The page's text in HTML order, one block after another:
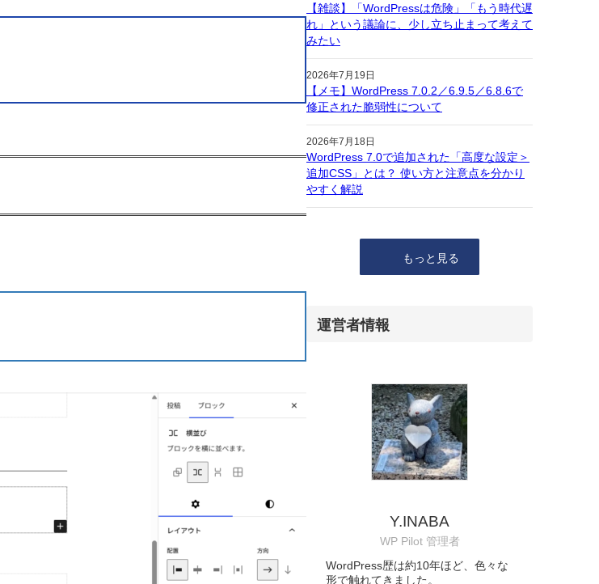
【雑談】「WordPressは危険」「もう時代遅
れ」という議論に、少し立ち止まって考えて
みたい
2026年7月19日
【メモ】WordPress 7.0.2／6.9.5／6.8.6で
修正された脆弱性について
2026年7月18日
WordPress 7.0で追加された「高度な設定＞
追加CSS」とは？ 使い方と注意点を分かり
やすく解説
もっと見る
運営者情報
Y.INABA
WP Pilot 管理者
WordPress歴は約10年ほど、色々な
形で触れてきました。